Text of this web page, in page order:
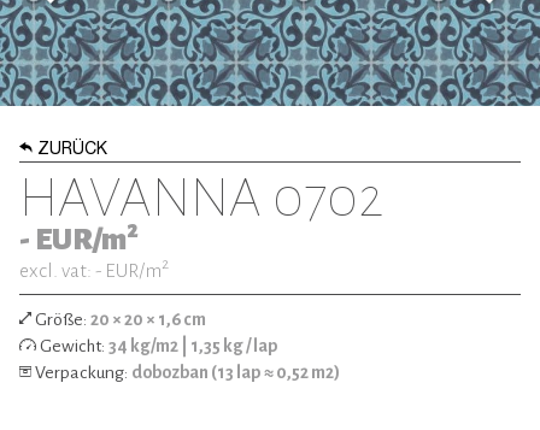
ZURÜCK
HAVANNA 0702
- EUR/m2
excl. vat: - EUR/m2
Größe: 20 × 20 × 1,6 cm
Gewicht: 34 kg/m2 | 1,35 kg / lap
Verpackung: dobozban (13 lap ≈ 0,52 m2)